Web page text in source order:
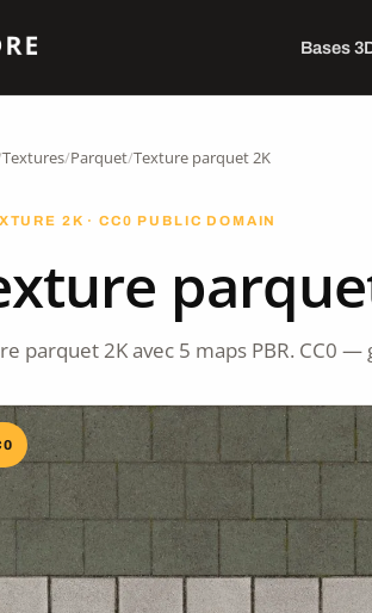
Bases
Textures/Parquet/Texture parquet 2K
2K · CC0 PUBLIC DOMAIN
parquet 2K avec 5 maps PBR. CC0